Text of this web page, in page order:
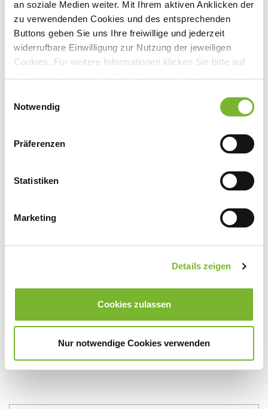
an soziale Medien weiter. Mit Ihrem aktiven Anklicken der
zu verwendenden Cookies und des entsprechenden
Buttons geben Sie uns Ihre freiwillige und jederzeit
widerrufbare Einwilligung zur Nutzung der jeweiligen
Cookies. Für weitere Informationen klicken Sie bitte auf
Datenschutzerklärung
Notwendig
Präferenzen
Statistiken
Marketing
Details zeigen
Cookies zulassen
Nur notwendige Cookies verwenden
September 2012
November 2012
12/2012
Dezember 2012
Die Printausgabe effektiv nutzen oder elektronisch lesen